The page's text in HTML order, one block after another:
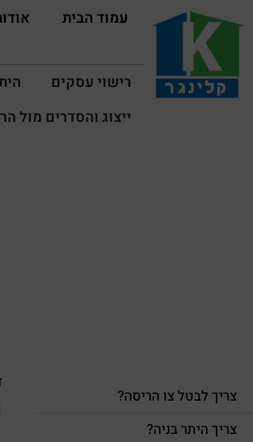
עמוד הבית
רישוי עסקים
ייצוג והסדרים מול
צריך לבטל צו הריסה?
צריך היתר בניה?